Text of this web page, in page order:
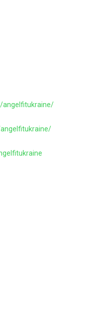
angelfitukraine/